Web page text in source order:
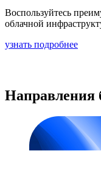
Воспользуйтесь
облачной
узнать подробнее
Направления